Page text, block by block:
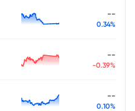
--
0.34%
--
-0.39%
--
0.10%